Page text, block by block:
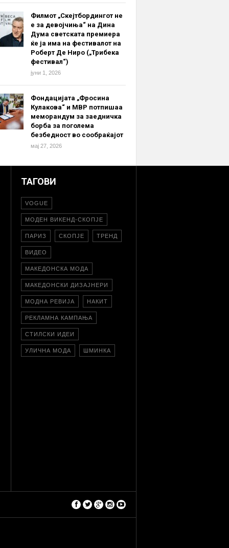
Филмот „Скејтбордингот не
е за девојчиња“ на Дина
Дума светската премиера
ќе ја има на фестивалот на
Роберт Де Ниро („Трибека
фестивал“)
јуни 1, 2026
Фондацијата „Фросина
Кулакова“ и МВР потпишаа
меморандум за заедничка
борба за поголема
безбедност во сообраќајот
мај 27, 2026
ТАГОВИ
VOGUE
МОДЕН ВИКЕНД-СКОПЈЕ
ПАРИЗ СКОПЈЕ ТРЕНД
ВИДЕО
МАКЕДОНСКА МОДА
МАКЕДОНСКИ ДИЗАЈНЕРИ
МОДНА РЕВИЈА НАКИТ
РЕКЛАМНА КАМПАЊА
СТИЛСКИ ИДЕИ
УЛИЧНА МОДА ШМИНКА